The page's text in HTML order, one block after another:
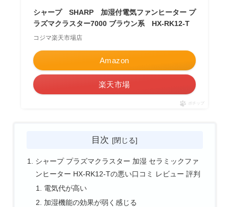
シャープ SHARP 加湿付電気ファンヒーター プ
ラズマクラスター7000 ブラウン系 HX-RK12-T
コジマ楽天市場店
Amazon
楽天市場
ポチップ
目次
シャープ プラズマクラスター 加湿 セラミックファ
ンヒーター HX-RK12-Tの悪い口コミ レビュー 評判
電気代が高い
加湿機能の効果が弱く感じる